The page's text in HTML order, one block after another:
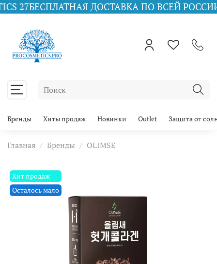
ДОСТАВКА ПО ВСЕЙ РОССИИ ПРИ
Бренды Хиты продаж Новинки Outlet Защита от
Главная Бренды OLIMSE
Хит продаж
Осталось мало